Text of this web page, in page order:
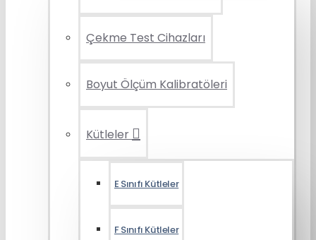
Çekme Test Cihazları
Boyut Ölçüm Kalibratöleri
Kütleler
E Sınıfı Kütleler
F Sınıfı Kütleler